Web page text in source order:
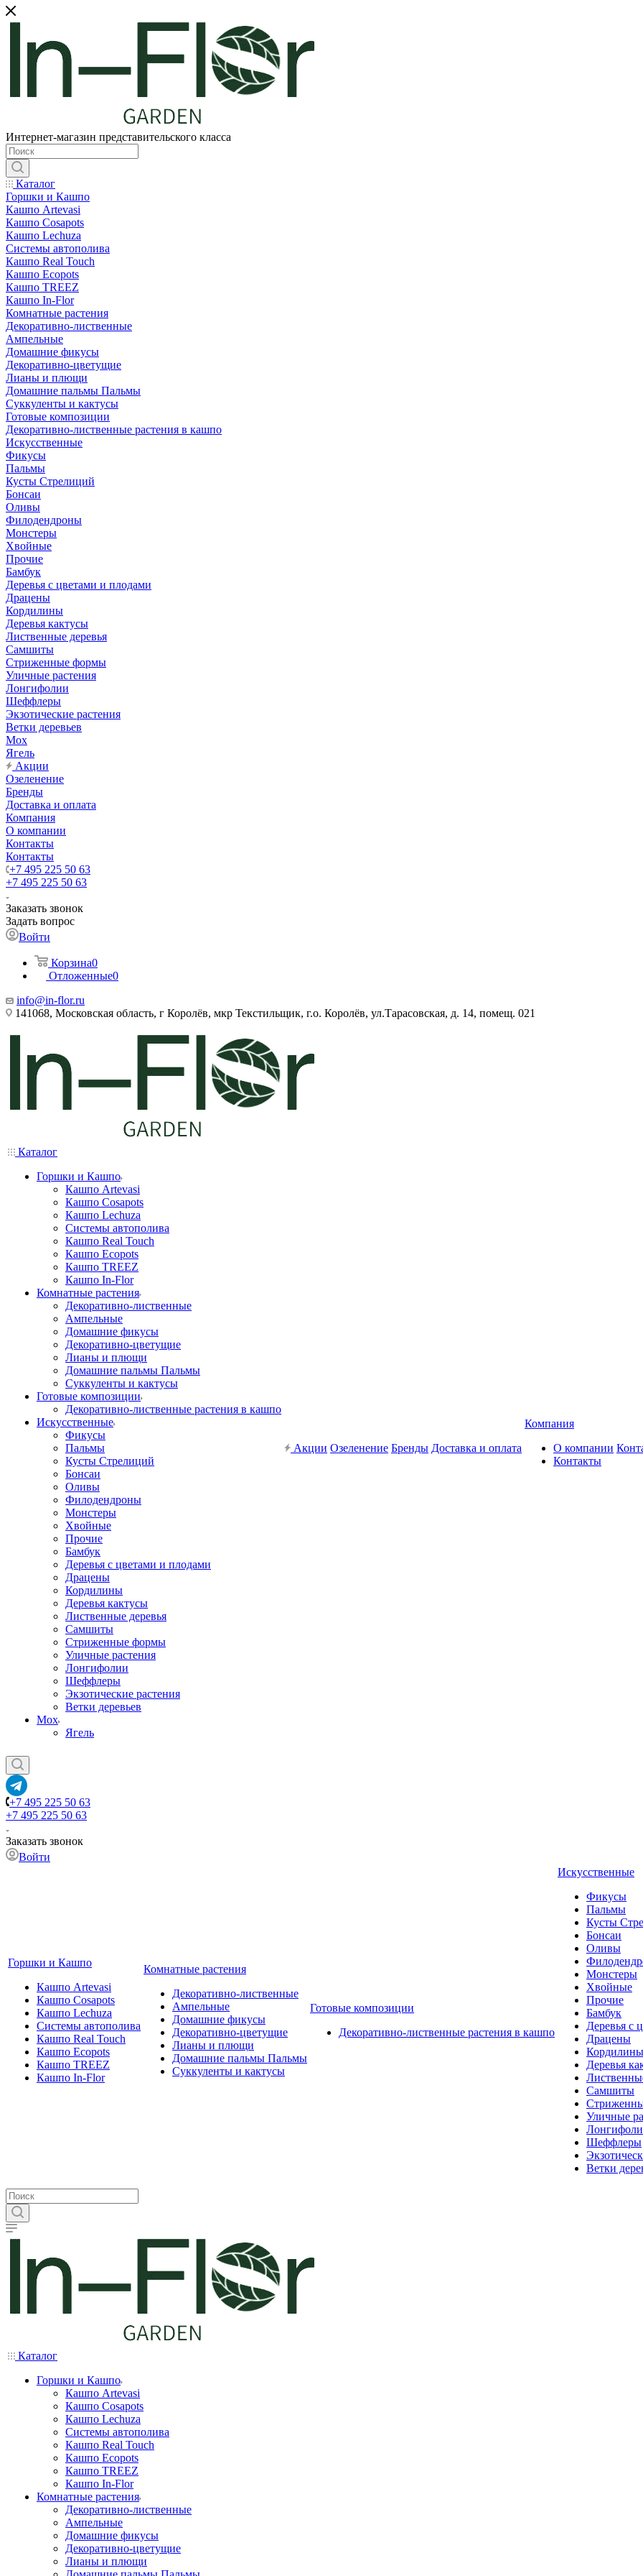
Интернет-магазин представительского класса
Каталог
Горшки и Кашпо
Кашпо Artevasi
Кашпо Cosapots
Кашпо Lechuza
Системы автополива
Кашпо Real Touch
Кашпо Ecopots
Кашпо TREEZ
Кашпо In-Flor
Комнатные растения
Декоративно-лиственные
Ампельные
Домашние фикусы
Декоративно-цветущие
Лианы и плющи
Домашние пальмы Пальмы
Суккуленты и кактусы
Готовые композиции
Декоративно-лиственные растения в кашпо
Искусственные
Фикусы
Пальмы
Кусты Стрелиций
Бонсаи
Оливы
Филодендроны
Монстеры
Хвойные
Прочие
Бамбук
Деревья с цветами и плодами
Драцены
Кордилины
Деревья кактусы
Лиственные деревья
Самшиты
Стриженные формы
Уличные растения
Лонгифолии
Шеффлеры
Экзотические растения
Ветки деревьев
Мох
Ягель
Акции
Озеленение
Бренды
Доставка и оплата
Компания
О компании
Контакты
Контакты
+7 495 225 50 63
+7 495 225 50 63
Заказать звонок
Задать вопрос
Войти
Корзина0
Отложенные0
info@in-flor.ru
141068, Московская область, г Королёв, мкр Текстильщик, г.о. Королёв, ул.Тарасовская, д. 14, помещ. 021
Каталог
Горшки и Кашпо
Кашпо Artevasi
Кашпо Cosapots
Кашпо Lechuza
Системы автополива
Кашпо Real Touch
Кашпо Ecopots
Кашпо TREEZ
Кашпо In-Flor
Комнатные растения
Декоративно-лиственные
Ампельные
Домашние фикусы
Декоративно-цветущие
Лианы и плющи
Домашние пальмы Пальмы
Суккуленты и кактусы
Готовые композиции
Декоративно-лиственные растения в кашпо
Искусственные
Фикусы
Пальмы
Кусты Стрелиций
Бонсаи
Оливы
Филодендроны
Монстеры
Хвойные
Прочие
Бамбук
Деревья с цветами и плодами
Драцены
Кордилины
Деревья кактусы
Лиственные деревья
Самшиты
Стриженные формы
Уличные растения
Лонгифолии
Шеффлеры
Экзотические растения
Ветки деревьев
Мох
Ягель
Акции Озеленение Бренды Доставка и оплата
Компания
О компании
Контакты
+7 495 225 50 63
+7 495 225 50 63
Заказать звонок
Войти
Горшки и Кашпо
Кашпо Artevasi
Кашпо Cosapots
Кашпо Lechuza
Системы автополива
Кашпо Real Touch
Кашпо Ecopots
Кашпо TREEZ
Кашпо In-Flor
Комнатные растения
Декоративно-лиственные
Ампельные
Домашние фикусы
Декоративно-цветущие
Лианы и плющи
Домашние пальмы Пальмы
Суккуленты и кактусы
Готовые композиции
Декоративно-лиственные растения в кашпо
Искусственные
Фикусы
Пальмы
Кусты
Бонсаи
Оливы
Монстеры
Хвойные
Прочие
Бамбук
Деревья с
Драцены
Кордилины
Деревья
Самшиты
Уличные
Шеффлеры
Ветки
Каталог
Горшки и Кашпо
Кашпо Artevasi
Кашпо Cosapots
Кашпо Lechuza
Системы автополива
Кашпо Real Touch
Кашпо Ecopots
Кашпо TREEZ
Кашпо In-Flor
Комнатные растения
Декоративно-лиственные
Ампельные
Домашние фикусы
Декоративно-цветущие
Лианы и плющи